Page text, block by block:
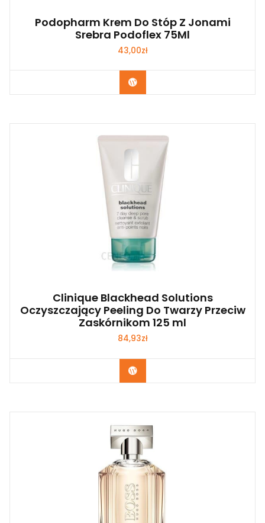
Podopharm Krem Do Stóp Z Jonami
Srebra Podoflex 75Ml
43,00zł
Zobacz
Clinique Blackhead Solutions
Oczyszczający Peeling Do Twarzy Przeciw
Zaskórnikom 125 ml
84,93zł
Zobacz